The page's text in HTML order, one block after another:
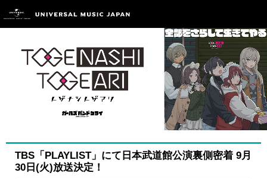
TBS「PLAYLIST」にて日本武道館公演裏側密着 9月
30日(火)放送決定！